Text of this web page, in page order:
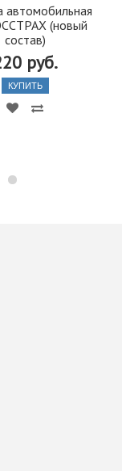
автомобильная
(новый
состав)
руб.
КУПИТЬ